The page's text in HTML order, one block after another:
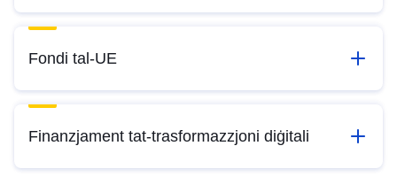
Fondi tal-UE
Finanzjament tat-trasformazzjoni diġitali